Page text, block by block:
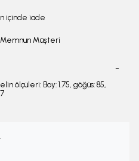
içinde iade
Memnun Müşteri
ölçüleri: Boy: 1.75, göğüs: 85,